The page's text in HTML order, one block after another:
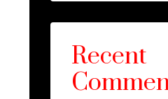
Recent